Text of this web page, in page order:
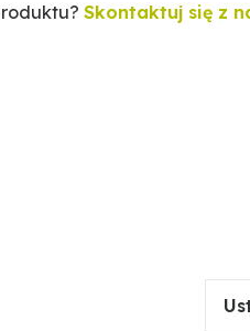
Skontaktuj się z